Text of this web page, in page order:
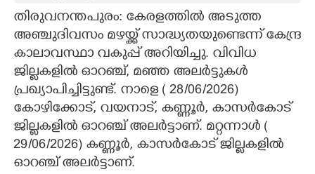
ZOOM
CONTACT US
തിരുവനന്തപുരം: കേരളത്തിൽ അടുത്ത
അ‌ഞ്ചുദിവസം മഴയ്ക്ക് സാദ്ധ്യതയുണ്ടെന്ന് കേന്ദ്ര
കാലാവസ്ഥാ വകുപ്പ് അറിയിച്ചു. വിവിധ
ജില്ലകളിൽ ഓറഞ്ച്, മഞ്ഞ അലർട്ടുകൾ
പ്രഖ്യാപിച്ചിട്ടുണ്ട്. നാളെ ( 28/06/2026)
കോഴിക്കോട്, വയനാട്, കണ്ണൂർ, കാസർകോട്
ജില്ലകളിൽ ഓറഞ്ച് അലർട്ടാണ്. മറ്റന്നാൾ (
29/06/2026) കണ്ണൂർ, കാസർകോട് ജില്ലകളിൽ
ഓറഞ്ച് അലർട്ടാണ്.